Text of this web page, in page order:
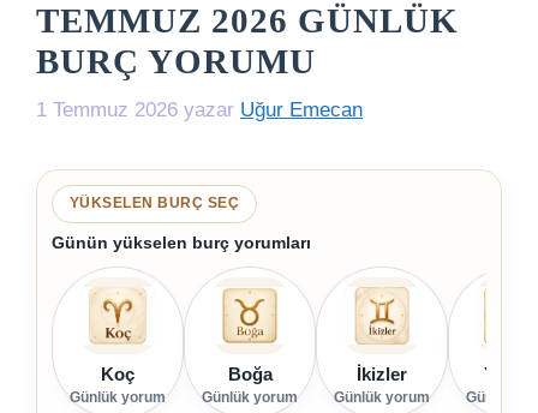
TEMMUZ 2026 GÜNLÜK
BURÇ YORUMU
1 Temmuz 2026 yazar Uğur Emecan
YÜKSELEN BURÇ SEÇ
Günün yükselen burç yorumları
Koç
Günlük yorum
Boğa
Günlük yorum
İkizler
Günlük yorum Günlük